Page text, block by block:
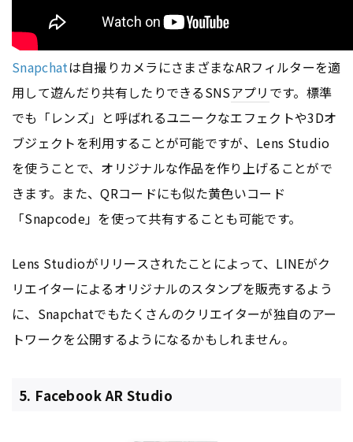
Snapchatは自撮りカメラにさまざまなARフィルターを適
用して遊んだり共有したりできるSNSアプリ です。標準
でも「レンズ」と呼ばれるユニークなエフェクトや3Dオ
ブジェクトを利用することが可能ですが、Lens Studio
を使うことで、オリジナルな作品を作り上げることがで
きます。また、QRコードにも似た黄色いコード
「Snapcode」を使って共有することも可能です。
Lens Studioがリリースされたことによって、LINEがク
リエイターによるオリジナルのスタンプを販売するよう
に、Snapchatでもたくさんのクリエイターが独自のアー
トワークを公開するようになるかもしれません。
5. Facebook AR Studio